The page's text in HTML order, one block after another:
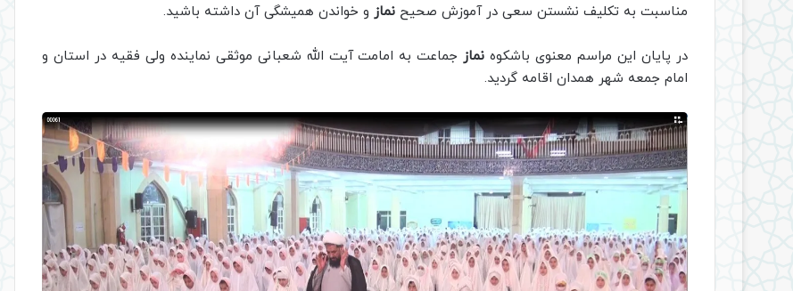
مناسبت به تکلیف نشستن سعی در آموزش صحیح نماز و خواندن همیشگی آن داشته باشید.
در پایان این مراسم معنوی باشکوه نماز جماعت به امامت آیت الله شعبانی موثقی نماینده ولی فقیه در استان و
امام جمعه شهر همدان اقامه گردید.